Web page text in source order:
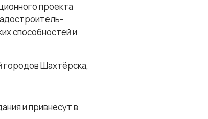
проекта
способностей и
городов Шахтёрска,
и привнесут в